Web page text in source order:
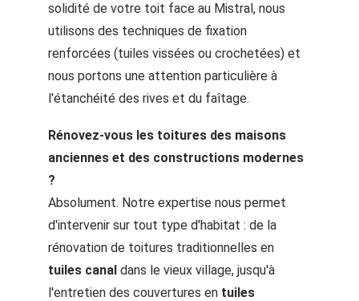
solidité de votre toit face au Mistral, nous
utilisons des techniques de fixation
renforcées (tuiles vissées ou crochetées) et
nous portons une attention particulière à
l'étanchéité des rives et du faîtage.
Rénovez-vous les toitures des maisons
anciennes et des constructions modernes
?
Absolument. Notre expertise nous permet
d'intervenir sur tout type d'habitat : de la
rénovation de toitures traditionnelles en
tuiles canal dans le vieux village, jusqu'à
l'entretien des couvertures en tuiles